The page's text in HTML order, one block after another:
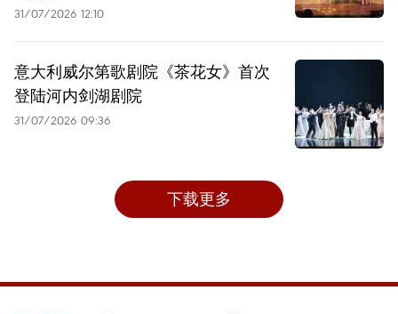
31/07/2026 12:10
意大利威尔第歌剧院《茶花女》首次
登陆河内剑湖剧院
31/07/2026 09:36
下载更多